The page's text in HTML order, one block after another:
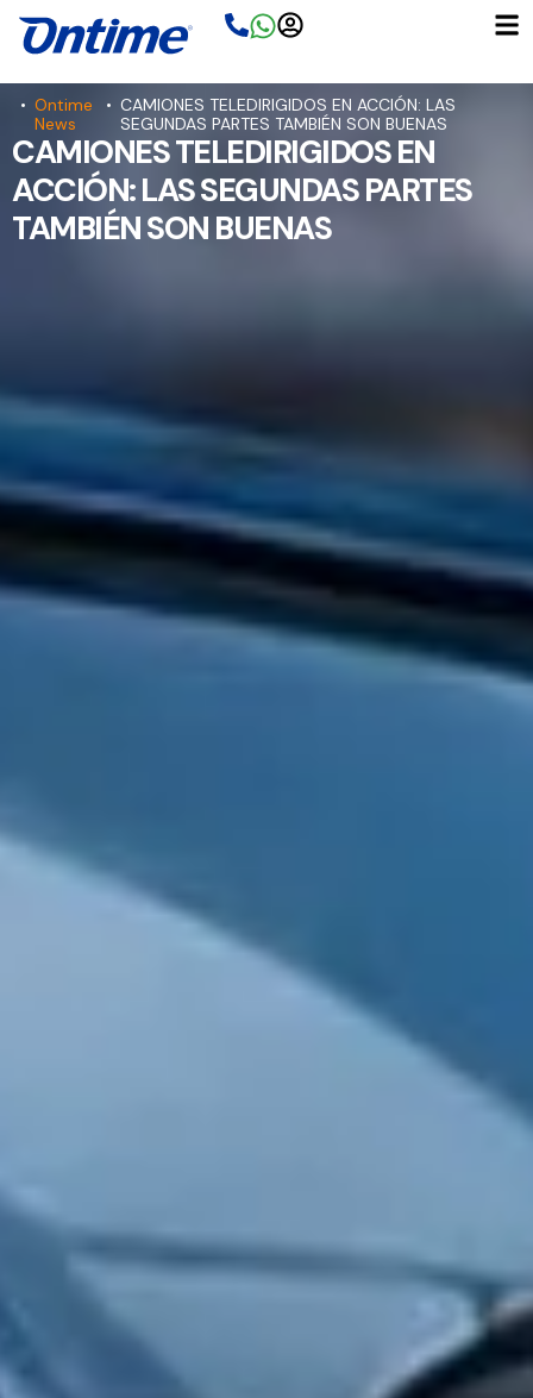
contenido
• Ontime
News
• CAMIONES TELEDIRIGIDOS EN ACCIÓN: LAS
SEGUNDAS PARTES TAMBIÉN SON BUENAS
CAMIONES TELEDIRIGIDOS EN
ACCIÓN: LAS SEGUNDAS PARTES
TAMBIÉN SON BUENAS